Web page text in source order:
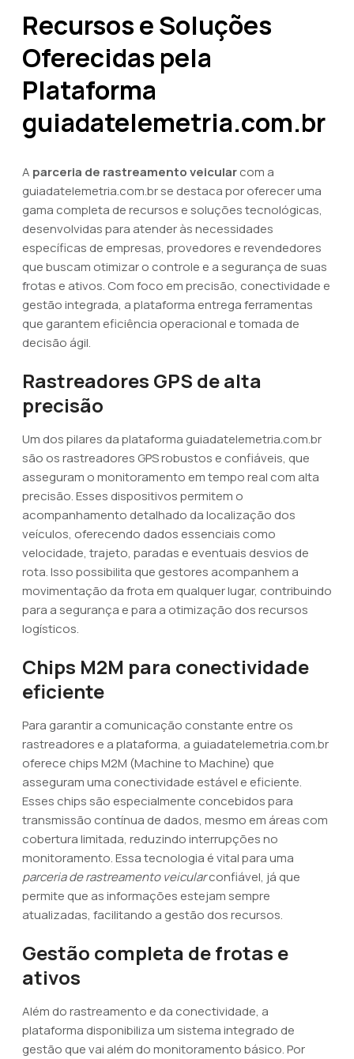
Recursos e Soluções
Oferecidas pela
Plataforma
guiadatelemetria.com.br
A parceria de rastreamento veicularcom a
guiadatelemetria.com.br se destaca por oferecer uma
gama completa de recursos e soluções tecnológicas,
desenvolvidas para atender às necessidades
específicas de empresas, provedores e revendedores
que buscam otimizar o controle e a segurança de suas
frotas e ativos. Com foco em precisão, conectividade e
gestão integrada, a plataforma entrega ferramentas
que garantem eficiência operacional e tomada de
decisão ágil.
Rastreadores GPS de alta
precisão
Um dos pilares da plataforma guiadatelemetria.com.br
são os rastreadores GPS robustos e confiáveis, que
asseguram o monitoramento em tempo real com alta
precisão. Esses dispositivos permitem o
acompanhamento detalhado da localização dos
veículos, oferecendo dados essenciais como
velocidade, trajeto, paradas e eventuais desvios de
rota. Isso possibilita que gestores acompanhem a
movimentação da frota em qualquer lugar, contribuindo
para a segurança e para a otimização dos recursos
logísticos.
Chips M2M para conectividade
eficiente
Para garantir a comunicação constante entre os
rastreadores e a plataforma, a guiadatelemetria.com.br
oferece chips M2M (Machine to Machine) que
asseguram uma conectividade estável e eficiente.
Esses chips são especialmente concebidos para
transmissão contínua de dados, mesmo em áreas com
cobertura limitada, reduzindo interrupções no
monitoramento. Essa tecnologia é vital para uma
parceria de rastreamento veicularconfiável, já que
permite que as informações estejam sempre
atualizadas, facilitando a gestão dos recursos.
Gestão completa de frotas e
ativos
Além do rastreamento e da conectividade, a
plataforma disponibiliza um sistema integrado de
gestão que vai além do monitoramento básico. Por